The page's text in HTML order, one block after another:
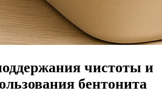
чистоты и
бентонита